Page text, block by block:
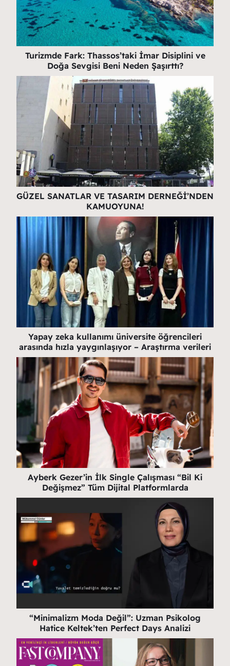
Turizmde Fark: Thassos’taki İmar Disiplini ve
Doğa Sevgisi Beni Neden Şaşırttı?
GÜZEL SANATLAR VE TASARIM DERNEĞİ’NDEN
KAMUOYUNA!
Yapay zeka kullanımı üniversite öğrencileri
arasında hızla yaygınlaşıyor – Araştırma verileri
Ayberk Gezer’in İlk Single Çalışması “Bil Ki
Değişmez” Tüm Dijital Platformlarda
“Minimalizm Moda Değil”: Uzman Psikolog
Hatice Keltek’ten Perfect Days Analizi